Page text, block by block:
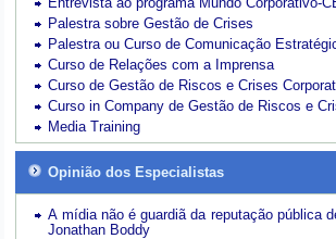
Palestra sobre Gestão de Crises
Palestra ou Curso de Comunicação
Curso de Relações com a Imprensa
Curso de Gestão de Riscos e Crises
Curso in Company de Gestão de Riscos e
Media Training
Opinião dos Especialistas
A mídia não é guardiã da reputação pública
Jonathan Boddy